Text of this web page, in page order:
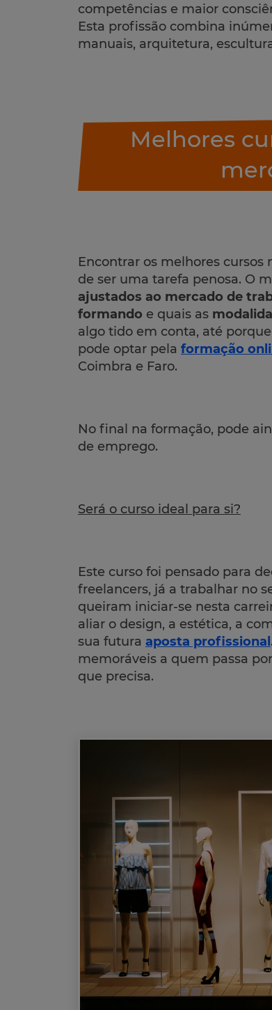
competências e maior
Esta profissão combina
manuais, arquitetura,
Melhores
Encontrar os melhores
de ser uma tarefa penosa. O
ajustados ao mercado de
formando e quais as
algo tido em conta, até
pode optar pela formação
Coimbra e Faro.
No final na formação, pode
de emprego.
Será o curso ideal para si?
Este curso foi pensado para
freelancers, já a trabalhar no
queiram iniciar-se nesta
aliar o design, a estética, a
sua futura aposta profissional
memoráveis a quem passa
que precisa.